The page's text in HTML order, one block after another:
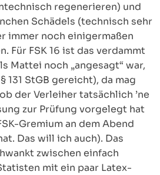
regenerieren) und
Schädels (technisch sehr
immer noch einigermaßen
Für FSK 16 ist das verdammt
Mattei noch „angesagt“ war,
131 StGB gereicht), da mag
der Verleiher tatsächlich ’ne
zur Prüfung vorgelegt hat
Gremium an dem Abend
Das will ich auch). Das
zwischen einfach
mit ein paar Latex-